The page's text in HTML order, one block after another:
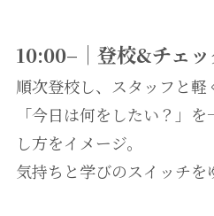
10:00–｜登校&チェッ
順次登校し、スタッフと軽
「今日は何をしたい？」
し方をイメージ。
気持ちと学びのスイッチを